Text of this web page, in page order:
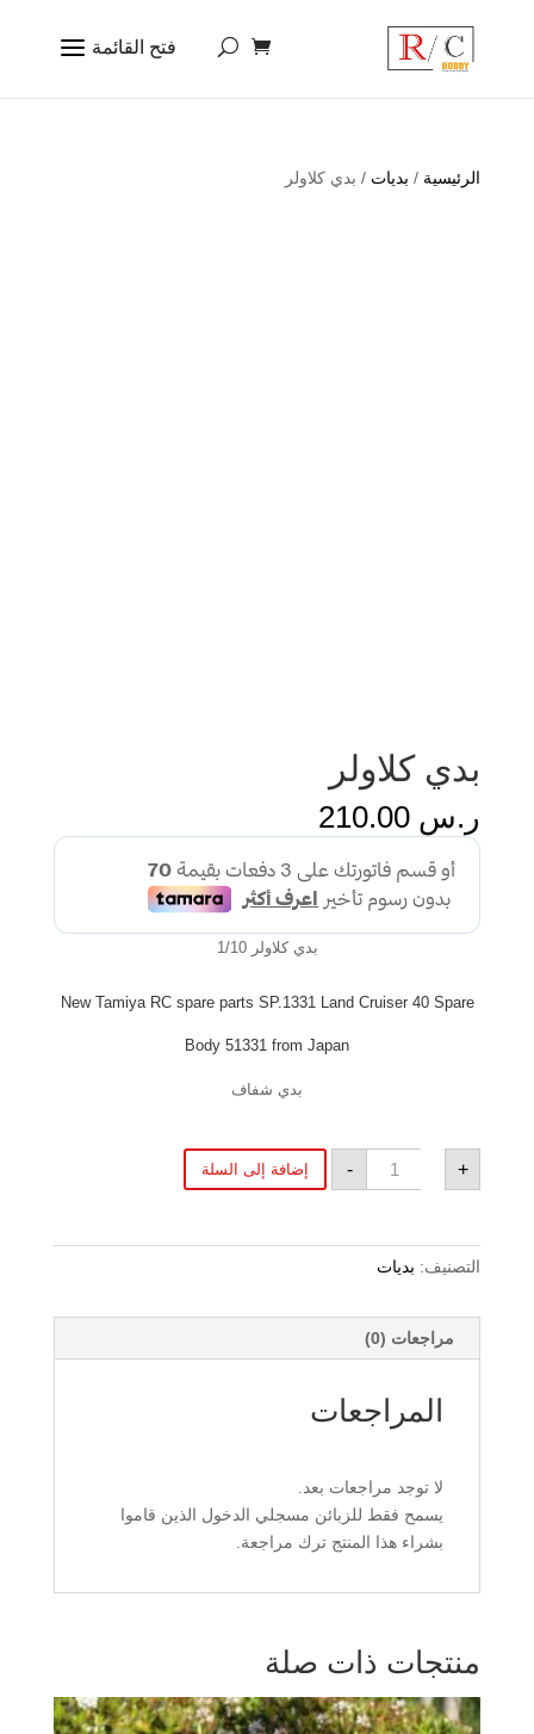
الرئيسية / بديات / بدي كلاولر
بدي كلاولر
ر.س
بدي كلاولر 1/10
New Tamiya RC spare parts SP.1331 Land Cruiser 40 Spare
Body 51331 from Japan
بدي شفاف
-
كمية
بدي
كلاولر
+ إضافة إلى السلة
التصنيف: بديات
مراجعات (0)
المراجعات
لا توجد مراجعات بعد.
يسمح فقط للزبائن مسجلي الدخول الذين قاموا
بشراء هذا المنتج ترك مراجعة.
منتجات ذات صلة